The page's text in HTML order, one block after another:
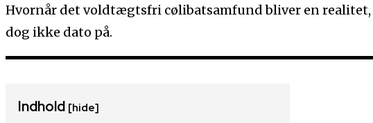
Hvornår det voldtægtsfri cølibatsamfund bliver en
dog ikke dato på.
Indhold [hide]